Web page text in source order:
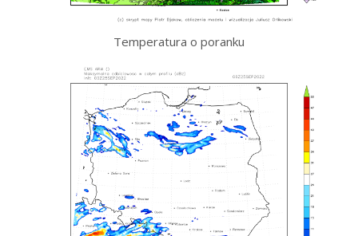
Temperatura o poranku